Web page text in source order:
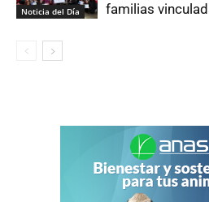
Noticia del Día
familias